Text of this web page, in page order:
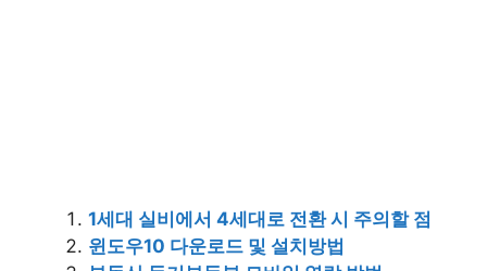
1세대 실비에서 4세대로 전환 시 주의할 점
윈도우10 다운로드 및 설치방법